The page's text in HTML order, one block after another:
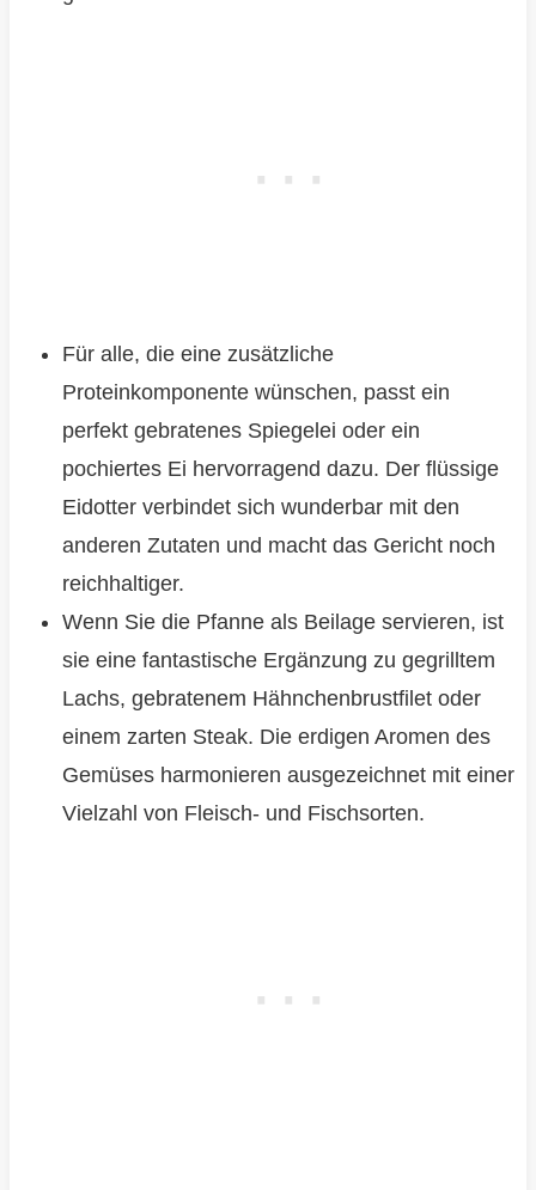
Für alle, die eine zusätzliche
Proteinkomponente wünschen, passt ein
perfekt gebratenes Spiegelei oder ein
pochiertes Ei hervorragend dazu. Der flüssige
Eidotter verbindet sich wunderbar mit den
anderen Zutaten und macht das Gericht noch
reichhaltiger.
Wenn Sie die Pfanne als Beilage servieren, ist
sie eine fantastische Ergänzung zu gegrilltem
Lachs, gebratenem Hähnchenbrustfilet oder
einem zarten Steak. Die erdigen Aromen des
Gemüses harmonieren ausgezeichnet mit einer
Vielzahl von Fleisch- und Fischsorten.